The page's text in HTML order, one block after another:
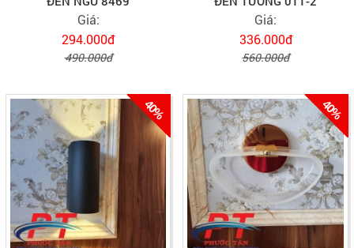
Giá:
294.000đ
490.000đ
Giá:
336.000đ
560.000đ
40% 40%